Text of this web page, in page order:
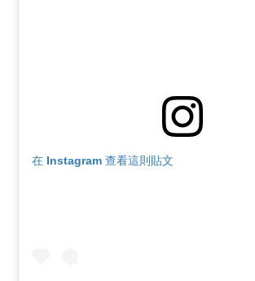
在 Instagram 查看這則貼文